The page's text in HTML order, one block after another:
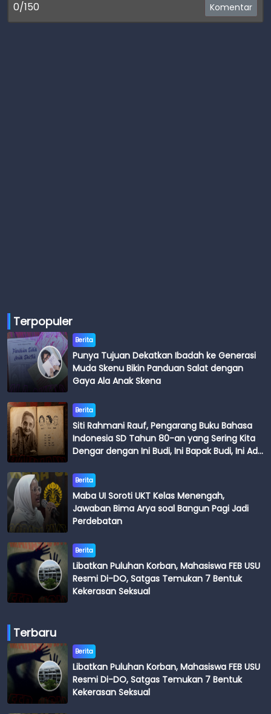
0/150 Komentar
Terpopuler
Berita
Punya Tujuan Dekatkan Ibadah ke Generasi
Muda Skenu Bikin Panduan Salat dengan
Gaya Ala Anak Skena
Berita
Siti Rahmani Rauf, Pengarang Buku Bahasa
Indonesia SD Tahun 80-an yang Sering Kita
Dengar dengan Ini Budi, Ini Bapak Budi, Ini Adik
Berita
Maba UI Soroti UKT Kelas Menengah,
Jawaban Bima Arya soal Bangun Pagi Jadi
Perdebatan
Berita
Libatkan Puluhan Korban, Mahasiswa FEB USU
Resmi Di-DO, Satgas Temukan 7 Bentuk
Kekerasan Seksual
Terbaru
Berita
Libatkan Puluhan Korban, Mahasiswa FEB USU
Resmi Di-DO, Satgas Temukan 7 Bentuk
Kekerasan Seksual